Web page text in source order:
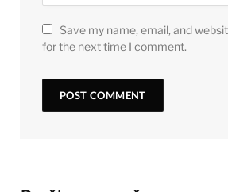
Save my name, email, and
for the next time I comment.